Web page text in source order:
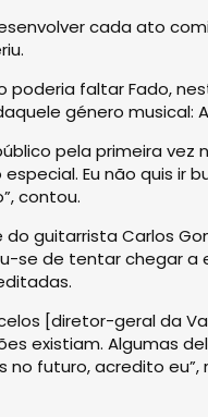
cada ato
faltar Fado,
género musical:
pela primeira vez
Eu não quis ir
contou.
guitarrista Carlos
se de tentar chegar a
[diretor-geral da
existiam. Algumas
futuro, acredito eu”,